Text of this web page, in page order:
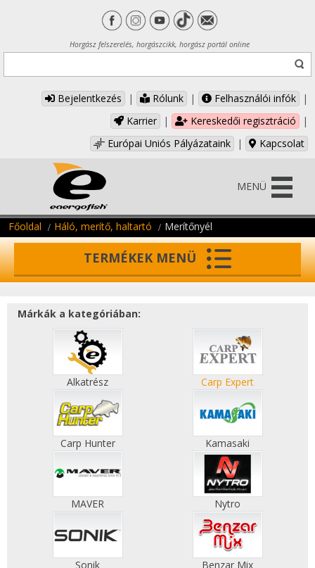
Horgász felszerelés, horgászcikk, horgász portál online
Bejelentkezés | Rólunk | Felhasználói infók
|
Karrier
| Kereskedői regisztráció
|
Európai Uniós Pályázataink
| Kapcsolat
MENÜ
Főoldal Háló, merítő, haltartó Merítőnyél
TERMÉKEK MENÜ
Márkák a kategóriában:
Alkatrész Carp Expert
Carp Hunter Kamasaki
MAVER Nytro
Sonik Benzar Mix